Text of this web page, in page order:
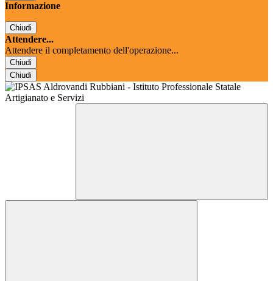
Informazione
Chiudi
Attendere...
Attendere il completamento dell'operazione...
Chiudi
Chiudi